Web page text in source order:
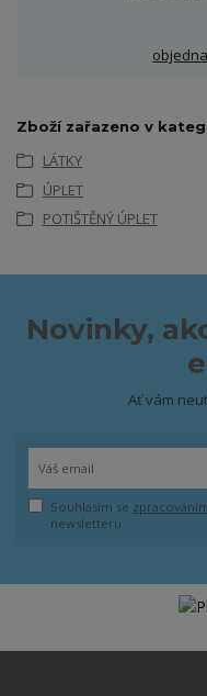
Zboží zařazeno v
LÁTKY
ÚPLET
POTIŠTĚNÝ ÚPLET
Novinky,
Ať vám
Souhlasím se
newsletteru.